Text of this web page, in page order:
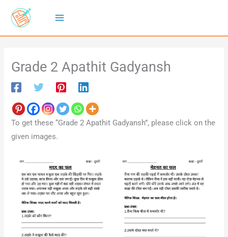
content
Grade 2 Apathit Gadyansh
To get these “Grade 2 Apathit Gadyansh”, please click on the
given images.